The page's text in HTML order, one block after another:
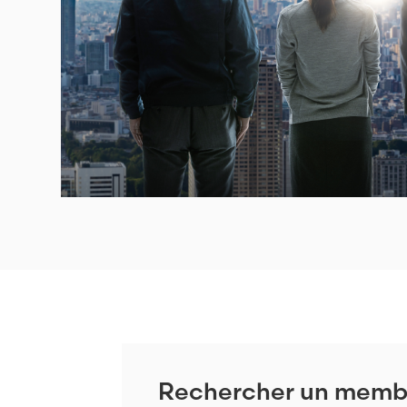
Rechercher un